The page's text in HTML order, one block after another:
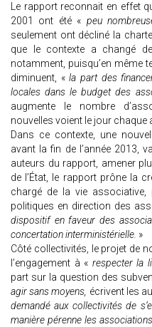
Le rapport reconnait en effet
2001 ont été « peu
seulement ont décliné la
que le contexte a changé
notamment, puisqu’en même
diminuent, «la part des
locales dans le budget des
augmente le nombre
nouvelles voient le jour chaque
Dans ce contexte, une
avant la fin de l’année 2013,
auteurs du rapport, amener
de l’État, le rapport prône la
chargé de la vie
politiques en direction des
dispositif en faveur des
concertation interministérielle. »
Côté collectivités, le projet de
l’engagement à « respecter la
part sur la question des
agir sans moyens, écrivent les
demandé aux collectivités de
manière pérenne les associations